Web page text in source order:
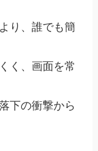
り、誰でも簡
く、画面を常
下の衝撃から